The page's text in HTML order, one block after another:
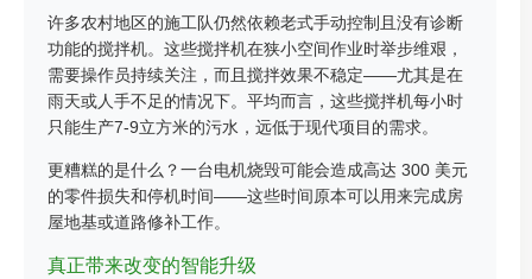
许多农村地区的施工队仍然依赖老式手动控制且没有诊断
功能的搅拌机。这些搅拌机在狭小空间作业时举步维艰，
需要操作员持续关注，而且搅拌效果不稳定——尤其是在
雨天或人手不足的情况下。平均而言，这些搅拌机每小时
只能生产7-9立方米的污水，远低于现代项目的需求。
更糟糕的是什么？一台电机烧毁可能会造成高达 300 美元
的零件损失和停机时间——这些时间原本可以用来完成房
屋地基或道路修补工作。
真正带来改变的智能升级